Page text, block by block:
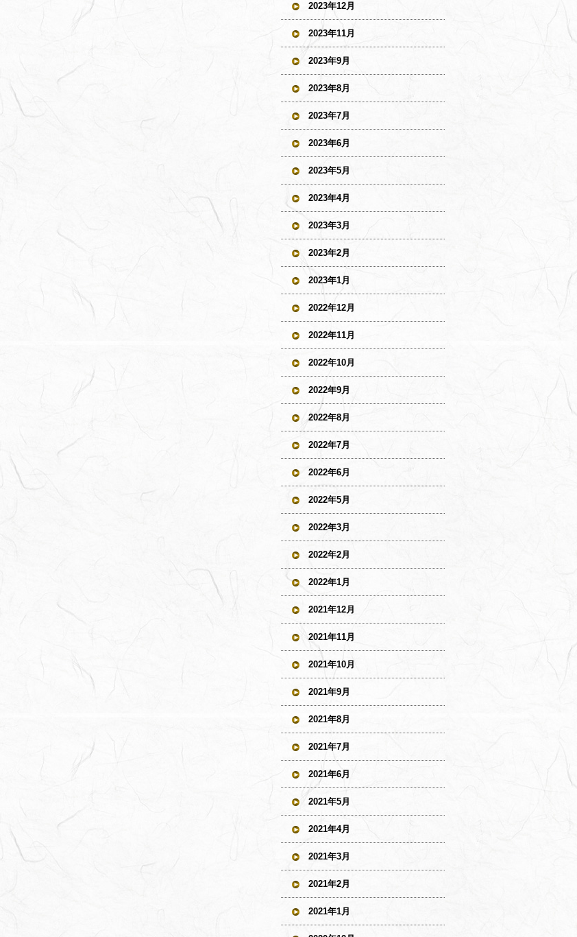
2023年12月
2023年11月
2023年9月
2023年8月
2023年7月
2023年6月
2023年5月
2023年4月
2023年3月
2023年2月
2023年1月
2022年12月
2022年11月
2022年10月
2022年9月
2022年8月
2022年7月
2022年6月
2022年5月
2022年3月
2022年2月
2022年1月
2021年12月
2021年11月
2021年10月
2021年9月
2021年8月
2021年7月
2021年6月
2021年5月
2021年4月
2021年3月
2021年2月
2021年1月